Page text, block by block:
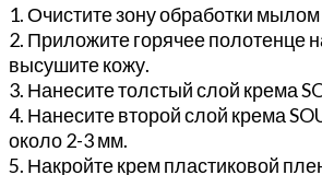
1. Очистите зону обработки
2. Приложите горячее полотенце
высушите кожу.
3. Нанесите толстый слой крема
4. Нанесите второй слой крема
около 2-3 мм.
5. Накройте крем пластиковой